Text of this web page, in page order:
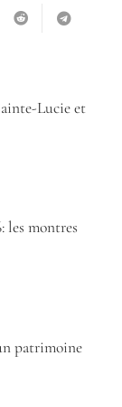
Lucie et
les montres
patrimoine